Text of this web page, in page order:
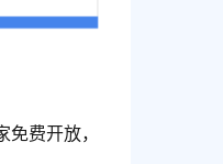
费开放，